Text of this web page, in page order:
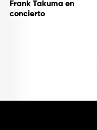
Frank Takuma en
concierto